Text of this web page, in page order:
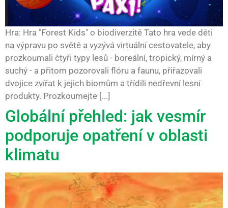
Hra: Hra "Forest Kids" o biodiverzitě Tato hra vede děti
na výpravu po světě a vyzývá virtuální cestovatele, aby
prozkoumali čtyři typy lesů - boreální, tropický, mírný a
suchý - a přitom pozorovali flóru a faunu, přiřazovali
dvojice zvířat k jejich biomům a třídili nedřevní lesní
produkty. Prozkoumejte [...]
Globální přehled: jak vesmír
podporuje opatření v oblasti
klimatu